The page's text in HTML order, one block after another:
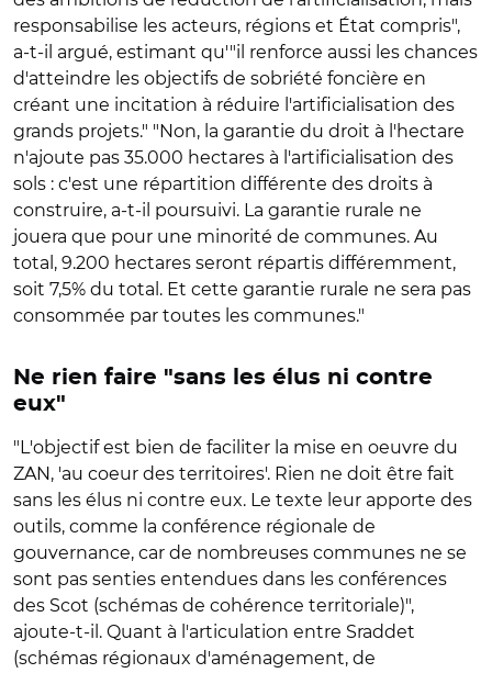
responsabilise les acteurs, régions et État compris",
a-t-il argué, estimant qu'"il renforce aussi les chances
d'atteindre les objectifs de sobriété foncière en
créant une incitation à réduire l'artificialisation des
grands projets." "Non, la garantie du droit à l'hectare
n'ajoute pas 35.000 hectares à l'artificialisation des
sols : c'est une répartition différente des droits à
construire, a-t-il poursuivi. La garantie rurale ne
jouera que pour une minorité de communes. Au
total, 9.200 hectares seront répartis différemment,
soit 7,5% du total. Et cette garantie rurale ne sera pas
consommée par toutes les communes."
Ne rien faire "sans les élus ni contre
eux"
"L'objectif est bien de faciliter la mise en oeuvre du
ZAN, 'au coeur des territoires'. Rien ne doit être fait
sans les élus ni contre eux. Le texte leur apporte des
outils, comme la conférence régionale de
gouvernance, car de nombreuses communes ne se
sont pas senties entendues dans les conférences
des Scot (schémas de cohérence territoriale)",
ajoute-t-il. Quant à l'articulation entre Sraddet
(schémas régionaux d'aménagement, de